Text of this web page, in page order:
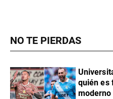
NO TE PIERDAS
quién es
moderno